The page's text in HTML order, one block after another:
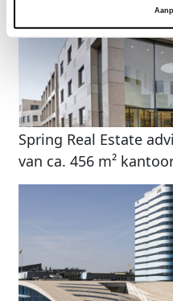
Spring Real Estate
van ca. 456 m²